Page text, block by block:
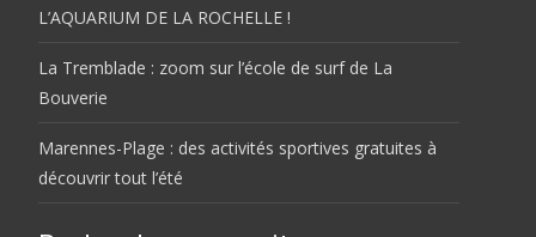
L’AQUARIUM DE LA ROCHELLE !
La Tremblade : zoom sur l’école de surf de La
Bouverie
Marennes-Plage : des activités sportives gratuites à
découvrir tout l’été